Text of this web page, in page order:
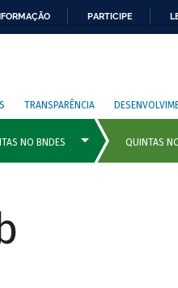
PARTICIPE
TRANSPARÊNCIA